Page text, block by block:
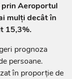
Aeroportul
mulți decât în
15,3%.
prognoza
persoane.
în proporție de